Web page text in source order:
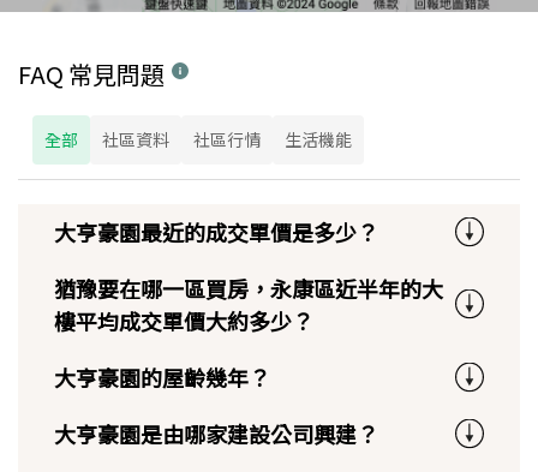
FAQ 常見問題
全部 社區資料 社區行情 生活機能
大亨豪園最近的成交單價是多少？
猶豫要在哪一區買房，永康區近半年的大
樓平均成交單價大約多少？
大亨豪園的屋齡幾年？
大亨豪園是由哪家建設公司興建？